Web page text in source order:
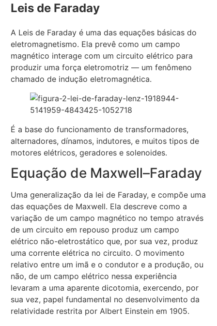
Leis de Faraday
A Leis de Faraday é uma das equações básicas do
eletromagnetismo. Ela prevê como um campo
magnético interage com um circuito elétrico para
produzir uma força eletromotriz — um fenômeno
chamado de indução eletromagnética.
É a base do funcionamento de transformadores,
alternadores, dínamos, indutores, e muitos tipos de
motores elétricos, geradores e solenoides.
Equação de Maxwell–Faraday
Uma generalização da lei de Faraday, e compõe uma
das equações de Maxwell. Ela descreve como a
variação de um campo magnético no tempo através
de um circuito em repouso produz um campo
elétrico não-eletrostático que, por sua vez, produz
uma corrente elétrica no circuito. O movimento
relativo entre um imã e o condutor e a produção, ou
não, de um campo elétrico nessa experiência
levaram a uma aparente dicotomia, exercendo, por
sua vez, papel fundamental no desenvolvimento da
relatividade restrita por Albert Einstein em 1905.